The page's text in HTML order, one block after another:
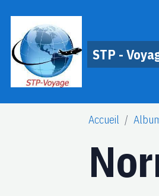
STP -
Accueil